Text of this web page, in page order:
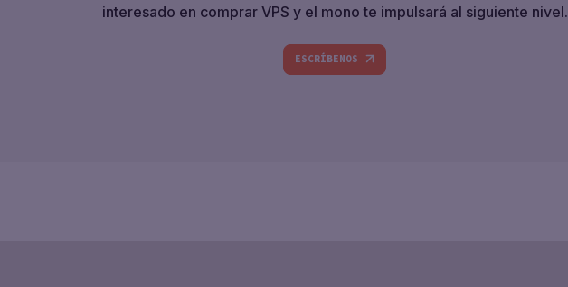
interesado en comprar VPS y el mono te impulsará al siguiente nivel.
ESCRÍBENOS